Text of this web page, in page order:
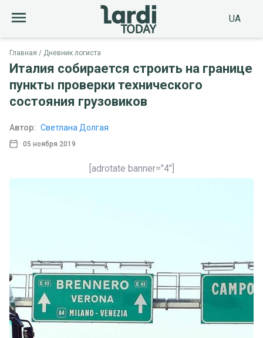
UA
Главная Дневник логиста
Италия собирается строить на границе
пункты проверки технического
состояния грузовиков
05 ноября 2019
Автор: Светлана Долгая
[adrotate banner="4"]